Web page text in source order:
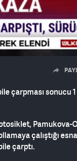
çarpması sonucu
Pamukova-
çalıştığı
çarptı.